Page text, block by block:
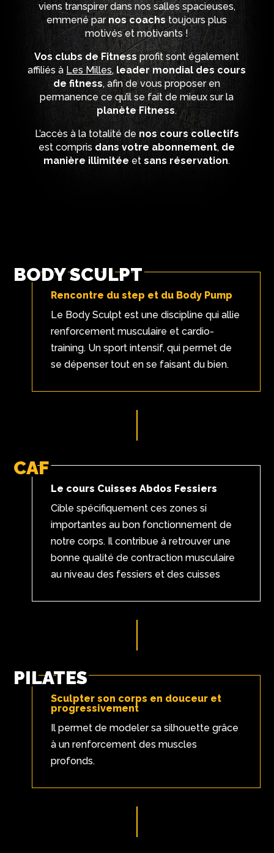
viens transpirer dans nos salles spacieuses,
emmené par nos coachstoujours plus
motivés et motivants !
Vos clubs de Fitness profit sont également
affiliés à Les Milles,leader mondial des cours
de fitness, afin de vous proposer en
permanence ce qu’il se fait de mieux sur la
planète Fitness.
L’accès à la totalité de nos cours collectifs
est compris dans votre abonnement, de
manière illimitée etsans réservation.
BODY SCULPT
Rencontre du step et du Body Pump
Le Body Sculpt est une discipline qui allie
renforcement musculaire et cardio-
training. Un sport intensif, qui permet de
se dépenser tout en se faisant du bien.
CAF
Le cours Cuisses Abdos Fessiers
Cible spécifiquement ces zones si
importantes au bon fonctionnement de
notre corps. Il contribue à retrouver une
bonne qualité de contraction musculaire
au niveau des fessiers et des cuisses
PILATES
Sculpter son corps en douceur et
progressivement
Il permet de modeler sa silhouette grâce
à un renforcement des muscles
profonds.